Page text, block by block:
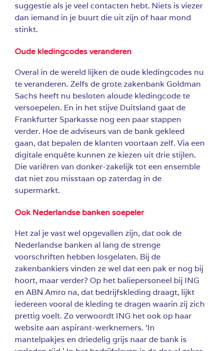
suggestie als je veel contacten hebt. Niets is viezer
dan iemand in je buurt die uit zijn of haar mond
stinkt.
Oude kledingcodes veranderen
Overal in de wereld lijken de oude kledingcodes nu
te veranderen. Zelfs de grote zakenbank Goldman
Sachs heeft nu besloten aloude kledingcode te
versoepelen. En in het stijve Duitsland gaat de
Frankfurter Sparkasse nog een paar stappen
verder. Hoe de adviseurs van de bank gekleed
gaan, dat bepalen de klanten voortaan zelf. Via een
digitale enquête kunnen ze kiezen uit drie stijlen.
Die variëren van donker-zakelijk tot een ensemble
dat niet zou misstaan op zaterdag in de
supermarkt.
Ook Nederlandse banken soepeler
Het zal je vast wel opgevallen zijn, dat ook de
Nederlandse banken al lang de strenge
voorschriften hebben losgelaten. Bij de
zakenbankiers vinden ze wel dat een pak er nog bij
hoort, maar verder? Op het baliepersoneel bij ING
en ABN Amro na, dat bedrijfskleding draagt, lijkt
iedereen vooral de kleding te dragen waarin zij zich
prettig voelt. Zo verwoordt ING het ook op haar
website aan aspirant-werknemers. ‘In
mantelpakjes en driedelig grijs naar de bank is